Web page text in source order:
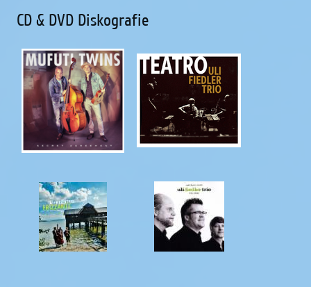
CD & DVD Diskografie